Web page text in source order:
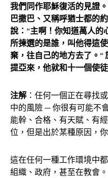
我們同作耶穌復活的見證
巴撒巴、又稱呼猶士都的
說：“主啊！你知道萬人的
所揀選的是誰，叫他得這
棄，往自己的地方去了。“
提亞來，他就和十一個使
注解 ：任何一個正在尋找
中的風險 — 你很有可能不
能幹、合格、有天賦、有
位，但是出於某種原因，
這在任何一種工作環境中
組織、政府，甚至在教會